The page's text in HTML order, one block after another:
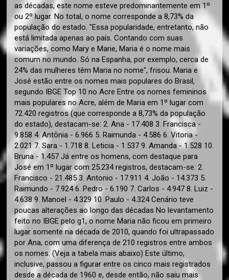
as décadas, este nome esteve predominantemente em 1º
ou 2º lugar. No total, o nome corresponde a 8,73% da
população do estado. "Essa popularidade, entretanto, não
está limitada apenas ao país. Contando com suas
variações, como Mary e Marie, Maria é o nome mais
comum no mundo. Só na Espanha, por exemplo, cerca de
24% das mulheres têm Maria no nome", frisou. Maria e
José estão entre os nomes mais populares do Brasil,
segundo IBGE Top 10 no Acre Entre os nomes femininos
mais populares no Acre, além de Maria em 1º lugar com
72.420 registros (que corresponde a 8,73% da população
do estado), destacam-se: 2. Ana - 17.408 3. Francisca -
9.858 4. Antônia - 6.966 5. Raimunda - 4.586 6. Vitoria -
2.021 7. Sara - 1.718 8. Leticia - 1.537 9. Amanda - 1.528 10.
Bruna - 1.457 Já entre os homens, com destaque para
José em 1º lugar com 25.234 registros, destacam-se: 2.
Francisco - 21.485 3. Antonio - 17.911 4. João - 14.373 5.
Raimundo - 7.924 6. Pedro - 6.190 7. Carlos - 4.947 8. Luiz -
4.638 9. Manoel - 4.329 10. Paulo - 4.324 Cenário teve
poucas alterações ao longo das décadas No levantamento
feito no IBGE pelo g1, o nome Maria não ficou em primeiro
lugar somente na década de 2010, quando foi ultrapassado
por Ana, com uma diferença de 210 registros entre ambos
os nomes. (Veja a tabela mais abaixo) Este último,
inclusive, passou a figurar entre os cinco mais registrados
desde a década de 1960 e, desde então, não saiu mais